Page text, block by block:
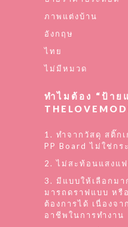
ภาพแต่งบ้าน
อังกฤษ
ไทย
ไม่มีหมวด
ทำไมต้อง “ป้าย
1. ทำจากวัสดุ สติ๊ก
PP Board ไม่ใช่ก
2. ไม่สะท้อนแสงแ
3. มีแบบให้เลือกม
มารถดราฟแบบ ห
ต้องการได้ เนื่องจ
อาชีพในการทำงาน